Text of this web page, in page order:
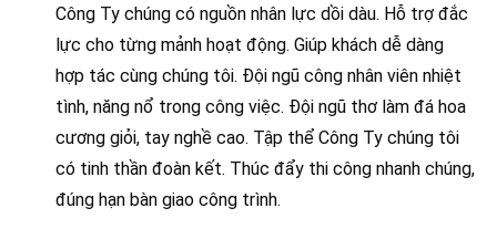
Công Ty chúng có nguồn nhân lực dồi dàu. Hỗ trợ đắc
lực cho từng mảnh hoạt động. Giúp khách dễ dàng
hợp tác cùng chúng tôi. Đội ngũ công nhân viên nhiệt
tình, năng nổ trong công việc. Đội ngũ thơ làm đá hoa
cương giỏi, tay nghề cao. Tập thể Công Ty chúng tôi
có tinh thần đoàn kết. Thúc đẩy thi công nhanh chúng,
đúng hạn bàn giao công trình.